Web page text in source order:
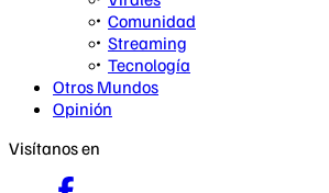
Comunidad
Streaming
Tecnología
Otros Mundos
Opinión
Visítanos en